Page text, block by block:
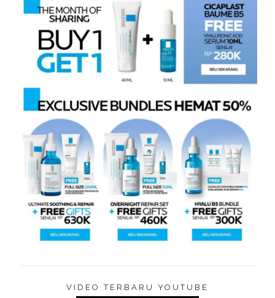
VIDEO TERBARU YOUTUBE